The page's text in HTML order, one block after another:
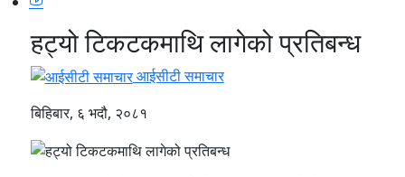
हट्यो टिकटकमाथि लागेको प्रतिबन्ध
आईसीटी समाचार
बिहिबार, ६ भदौ, २०८१